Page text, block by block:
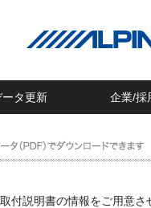
タ更新 企業/採
付説明書の情報をご用意さ